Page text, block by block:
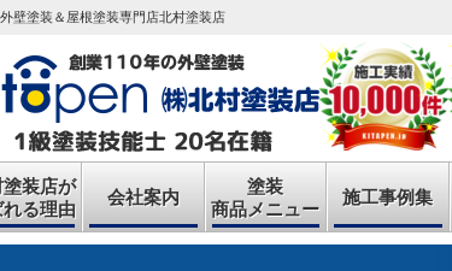
壁塗装＆屋根塗装専門店北村塗装店
装店が
る理由
会社案内
塗装
商品メニュー
施工事例集